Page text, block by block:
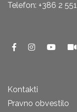
Telefon: +386 2
Kontakti
Pravno obvestilo